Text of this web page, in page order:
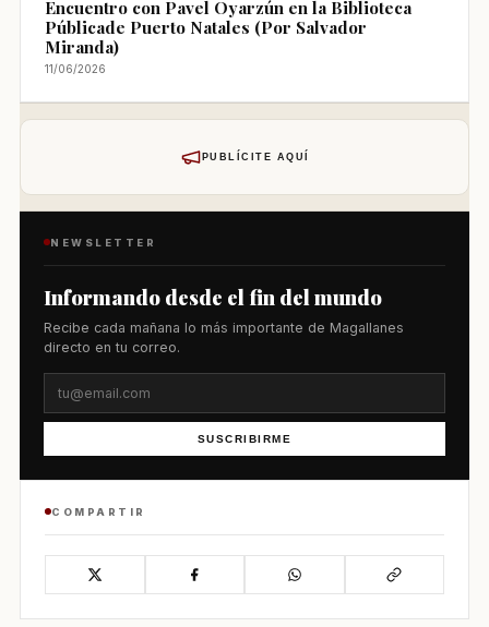
Encuentro con Pavel Oyarzún en la Biblioteca
Públicade Puerto Natales (Por Salvador
Miranda)
11/06/2026
PUBLÍCITE AQUÍ
NEWSLETTER
Informando desde el fin del mundo
Recibe cada mañana lo más importante de Magallanes
directo en tu correo.
SUSCRIBIRME
COMPARTIR